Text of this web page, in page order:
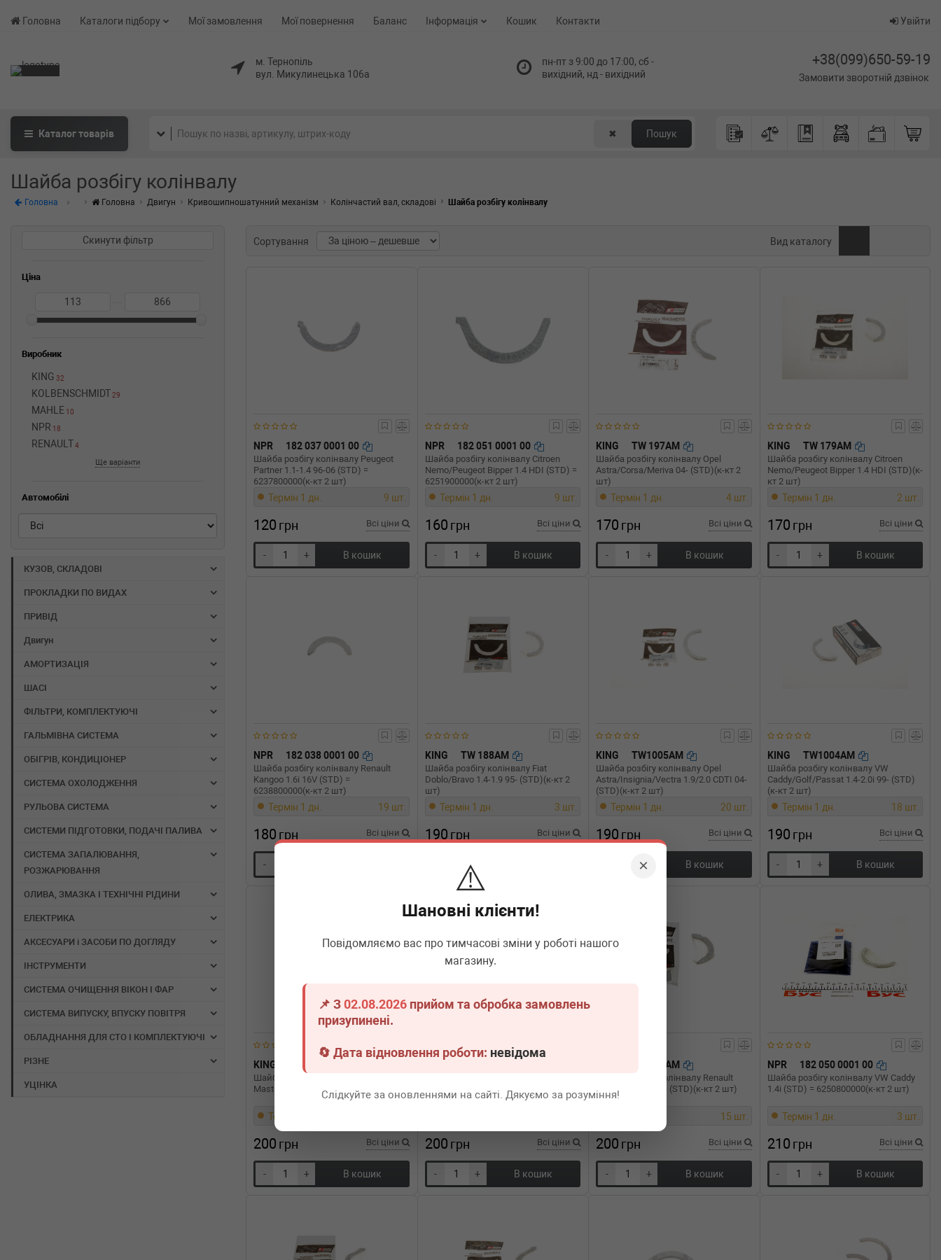
×
⚠️
Шановні клієнти!
Повідомляємо вас про тимчасові зміни у роботі нашого
магазину.
📌 З02.08.2026 прийом та обробка замовлень
призупинені.
🔄 Дата відновлення роботи: невідома
Слідкуйте за оновленнями на сайті. Дякуємо за розуміння!
Головна Каталоги підбору Мої замовлення Мої повернення Баланс Інформація Кошик Контакти Увійти
м. Тернопіль
вул. Микулинецька 106а
пн-пт з 9:00 до 17:00, сб -
вихідний, нд - вихідний
+38(099)650-59-19
Замовити зворотній дзвінок
Каталогтоварів ✖ Пошук
Шайба розбігу колінвалу
Головна Головна Двигун Кривошипношатунний механізм Колінчастий вал, складові Шайба розбігу колінвалу
Скинути фільтр
Ціна
Виробник
KING 32
KOLBENSCHMIDT29
MAHLE 10
NPR 18
RENAULT4
Ще варіанти
Автомобілі
КУЗОВ, СКЛАДОВІ
ПРОКЛАДКИ ПО ВИДАХ
ПРИВІД
Двигун
АМОРТИЗАЦІЯ
ШАСІ
ФІЛЬТРИ, КОМПЛЕКТУЮЧІ
ГАЛЬМІВНА СИСТЕМА
ОБІГРІВ, КОНДИЦІОНЕР
СИСТЕМА ОХОЛОДЖЕННЯ
РУЛЬОВА СИСТЕМА
СИСТЕМИ ПІДГОТОВКИ, ПОДАЧІ ПАЛИВА
СИСТЕМА ЗАПАЛЮВАННЯ,
РОЗЖАРЮВАННЯ
ОЛИВА, ЗМАЗКА І ТЕХНІЧНІ РІДИНИ
ЕЛЕКТРИКА
АКСЕСУАРИ і ЗАСОБИ ПО ДОГЛЯДУ
ІНСТРУМЕНТИ
СИСТЕМА ОЧИЩЕННЯ ВІКОН І ФАР
СИСТЕМА ВИПУСКУ, ВПУСКУ ПОВІТРЯ
ОБЛАДНАННЯ ДЛЯ СТО І КОМПЛЕКТУЮЧІ
РІЗНЕ
УЦІНКА
Сортування Вид каталогу
NPR 182 037 0001 00
Шайба розбігу колінвалу Peugeot
Partner 1.1-1.4 96-06 (STD) =
6237800000(к-кт 2 шт)
Термін 1 дн. 9 шт.
120 грн Всі ціни
- + В кошик
NPR 182 051 0001 00
Шайба розбігу колінвалу Citroen
Nemo/Peugeot Bipper 1.4 HDI (STD) =
6251900000(к-кт 2 шт)
Термін 1 дн. 9 шт.
160 грн Всі ціни
- + В кошик
KING TW 197AM
Шайба розбігу колінвалу Opel
Astra/Corsa/Meriva 04- (STD)(к-кт 2
шт)
Термін 1 дн. 4 шт.
170 грн Всі ціни
- + В кошик
KING TW 179AM
Шайба розбігу колінвалу Citroen
Nemo/Peugeot Bipper 1.4 HDI (STD)(к-
кт 2 шт)
Термін 1 дн. 2 шт.
170 грн Всі ціни
- + В кошик
NPR 182 038 0001 00
Шайба розбігу колінвалу Renault
Kangoo 1.6i 16V (STD) =
6238800000(к-кт 2 шт)
Термін 1 дн. 19 шт.
180 грн Всі ціни
-
KING TW 188AM
Шайба розбігу колінвалу Fiat
Doblo/Bravo 1.4-1.9 95- (STD)(к-кт 2
шт)
Термін 1 дн. 3 шт.
190 грн Всі ціни
KING TW1005AM
Шайба розбігу колінвалу Opel
Astra/Insignia/Vectra 1.9/2.0 CDTI 04-
(STD)(к-кт 2 шт)
Термін 1 дн. 20 шт.
190 грн Всі ціни
+ В кошик
KING TW1004AM
Шайба розбігу колінвалу VW
Caddy/Golf/Passat 1.4-2.0i 99- (STD)
(к-кт 2 шт)
Термін 1 дн. 18 шт.
190 грн Всі ціни
- + В кошик
KING
Шайба розбігу колінвалу Renault
Master 2.3 dCi 10- (STD)(к-кт 2 шт)
Термін 1 дн.
200 грн Всі ціни
- + В кошик
Master 2.3 dCi 10- (+0.25)(к-кт 2 шт)
200 грн Всі ціни
- + В кошик
TW 166AM
Шайба розбігу колінвалу Renault
Kangoo 1.5dCi 01- (STD)(к-кт 2 шт)
15 шт.
200 грн Всі ціни
- + В кошик
NPR 182 050 0001 00
Шайба розбігу колінвалу VW Caddy
1.4i (STD) = 6250800000(к-кт 2 шт)
Термін 1 дн. 3 шт.
210 грн Всі ціни
- + В кошик